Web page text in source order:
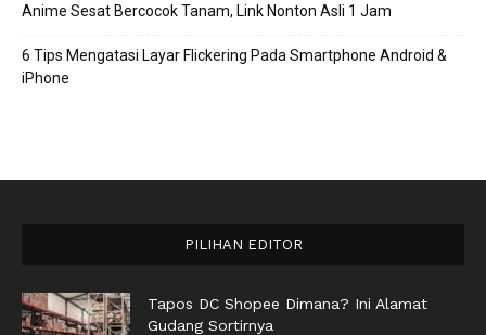
Anime Sesat Bercocok Tanam, Link Nonton Asli 1 Jam
6 Tips Mengatasi Layar Flickering Pada Smartphone Android &
iPhone
PILIHAN EDITOR
Tapos DC Shopee Dimana? Ini Alamat
Gudang Sortirnya